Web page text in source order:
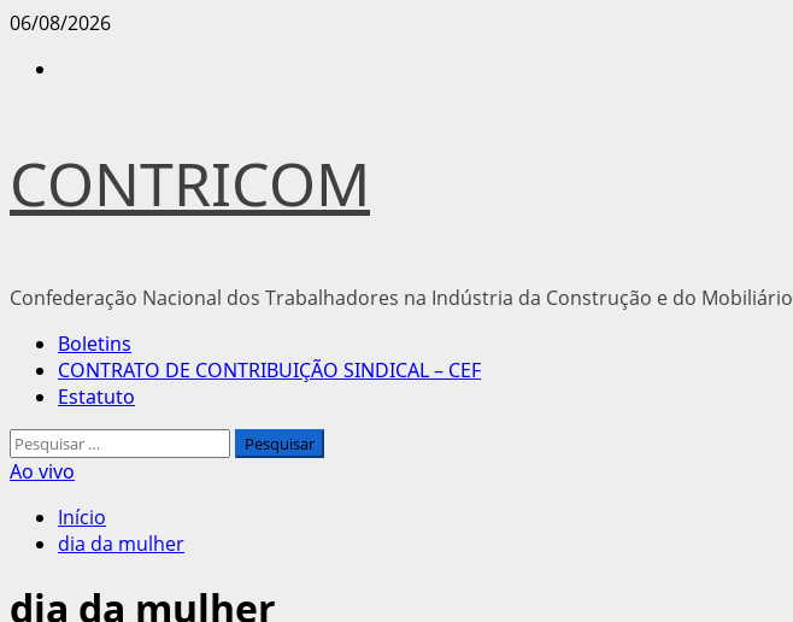
Avançar
06/08/2026
CONTRICOM
Confederação Nacional dos Trabalhadores na Indústria da Construção e do Mobiliário
Menu
principal
Boletins
CONTRATO DE CONTRIBUIÇÃO SINDICAL – CEF
Estatuto
Pesquisar
por:
Ao vivo
Início
dia da mulher
dia da mulher